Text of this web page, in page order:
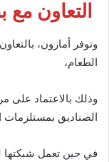
التعاون
وتوفر أمازون،
الطعام،
وذلك بالاعتماد على
الصناديق بمستلزمات
في حين تعمل شبكتها